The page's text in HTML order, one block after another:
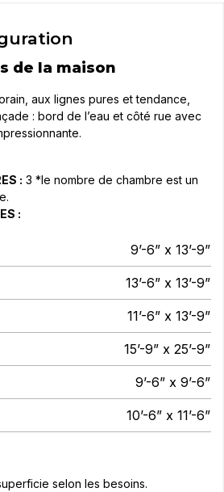
de la maison
aux lignes pures et tendance,
: bord de l’eau et côté rue avec
: 3 *le nombre de chambre est un
:
9’-6” x 13’-9”
13’-6” x 13’-9”
11’-6” x 13’-9”
15’-9” x 25’-9”
9’-6” x 9’-6”
10’-6” x 11’-6”
selon les besoins.